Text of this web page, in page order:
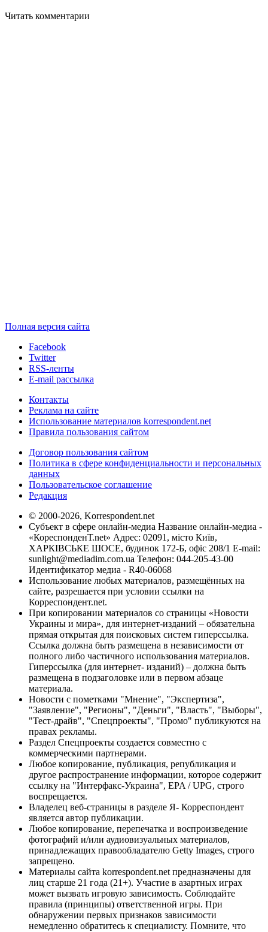
Читать комментарии
Полная версия сайта
Facebook
Twitter
RSS-ленты
E-mail рассылка
Контакты
Реклама на сайте
Использование материалов korrespondent.net
Правила пользования сайтом
Договор пользования сайтом
Политика в сфере конфиденциальности и персональных
данных
Пользовательское соглашение
Редакция
© 2000-2026, Korrespondent.net
Субъект в сфере онлайн-медиа Название онлайн-медиа -
«КореспонденТ.net» Адрес: 02091, місто Київ,
ХАРКІВСЬКЕ ШОСЕ, будинок 172-Б, офіс 208/1 E-mail:
sunlight@mediadim.com.ua Телефон: 044-205-43-00
Идентификатор медиа - R40-06068
Использование любых материалов, размещённых на
сайте, разрешается при условии ссылки на
Корреспондент.net.
При копировании материалов со страницы «Новости
Украины и мира», для интернет-изданий – обязательна
прямая открытая для поисковых систем гиперссылка.
Ссылка должна быть размещена в независимости от
полного либо частичного использования материалов.
Гиперссылка (для интернет- изданий) – должна быть
размещена в подзаголовке или в первом абзаце
материала.
Новости с пометками "Мнение", "Экспертиза",
"Заявление", "Регионы", "Деньги", "Власть", "Выборы",
"Тест-драйв", "Спецпроекты", "Промо" публикуются на
правах рекламы.
Раздел Спецпроекты создается совместно с
коммерческими партнерами.
Любое копирование, публикация, републикация и
другое распространение информации, которое содержит
ссылку на "Интерфакс-Украина", EPA / UPG, строго
воспрещается.
Владелец веб-страницы в разделе Я- Корреспондент
является автор публикации.
Любое копирование, перепечатка и воспроизведение
фотографий и/или аудиовизуальных материалов,
принадлежащих правообладателю Getty Images, строго
запрещено.
Материалы сайта korrespondent.net предназначены для
лиц старше 21 года (21+). Участие в азартных играх
может вызвать игровую зависимость. Соблюдайте
правила (принципы) ответственной игры. При
обнаружении первых признаков зависимости
немедленно обратитесь к специалисту. Помните, что